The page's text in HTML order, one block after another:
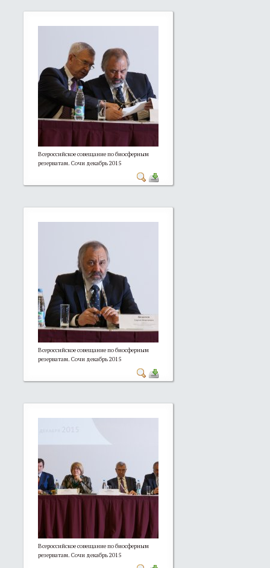
Всероссийское совещание по биосферным
резерватам. Сочи декабрь 2015
Всероссийское совещание по биосферным
резерватам. Сочи декабрь 2015
Всероссийское совещание по биосферным
резерватам. Сочи декабрь 2015